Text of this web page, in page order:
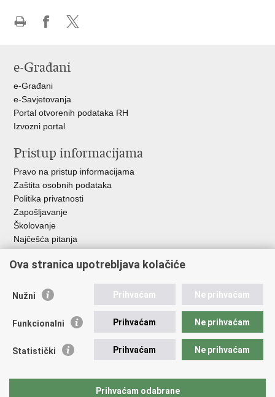
Facebooku
X-
e-Građani
e-Građani
e-Savjetovanja
Portal otvorenih podataka RH
Izvozni portal
Pristup informacijama
Pravo na pristup informacijama
Zaštita osobnih podataka
Politika privatnosti
Zapošljavanje
Školovanje
Najčešća pitanja
Važne poveznice
EMN Nacionalna kontaktna točka za Republiku Hrvatsku
Policijska akademija
Zaklada policijske solidarnosti
Udruge
Ova stranica upotrebljava kolačiće
Nužni Prihvaćam Ne prihvaćam
Funkcionalni Prihvaćam Ne prihvaćam
Statistički Prihvaćam Ne prihvaćam
Prihvaćam odabrane